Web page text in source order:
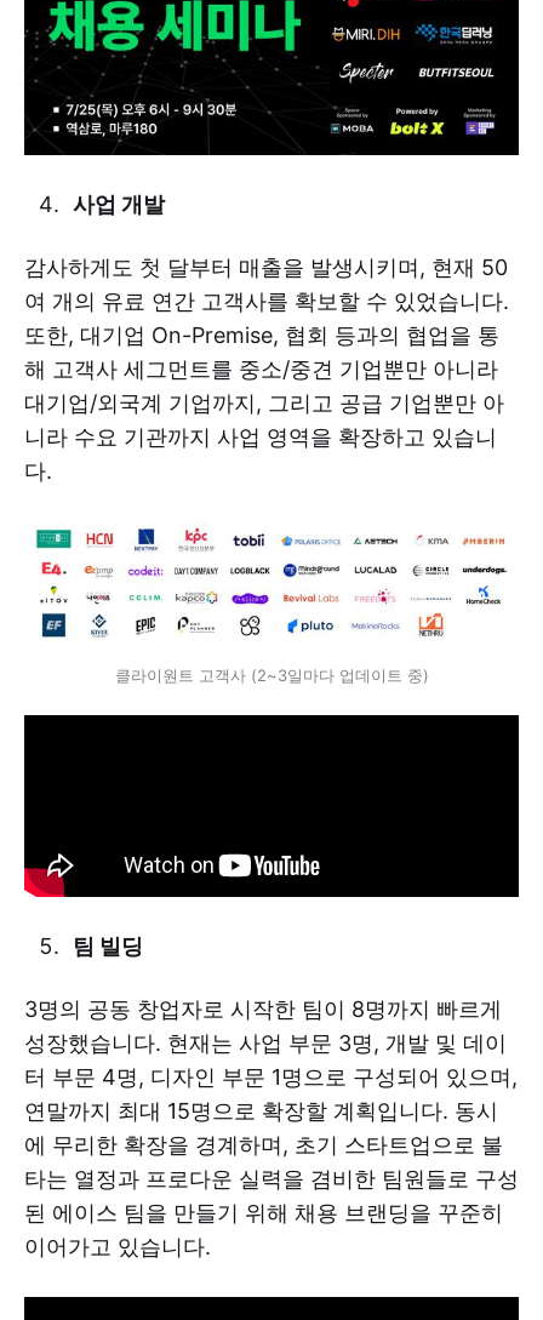
사업 개발
감사하게도 첫 달부터 매출을 발생시키며, 현재 50
여 개의 유료 연간 고객사를 확보할 수 있었습니다.
또한, 대기업 On-Premise, 협회 등과의 협업을 통
해 고객사 세그먼트를 중소/중견 기업뿐만 아니라
대기업/외국계 기업까지, 그리고 공급 기업뿐만 아
니라 수요 기관까지 사업 영역을 확장하고 있습니
다.
클라이원트 고객사 (2~3일마다 업데이트 중)
팀 빌딩
3명의 공동 창업자로 시작한 팀이 8명까지 빠르게
성장했습니다. 현재는 사업 부문 3명, 개발 및 데이
터 부문 4명, 디자인 부문 1명으로 구성되어 있으며,
연말까지 최대 15명으로 확장할 계획입니다. 동시
에 무리한 확장을 경계하며, 초기 스타트업으로 불
타는 열정과 프로다운 실력을 겸비한 팀원들로 구성
된 에이스 팀을 만들기 위해 채용 브랜딩을 꾸준히
이어가고 있습니다.